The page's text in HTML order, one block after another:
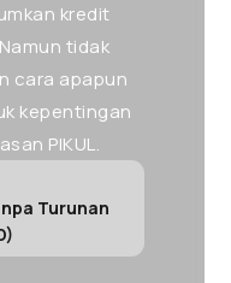
kredit
tidak
cara apapun
kepentingan
PIKUL.
Turunan